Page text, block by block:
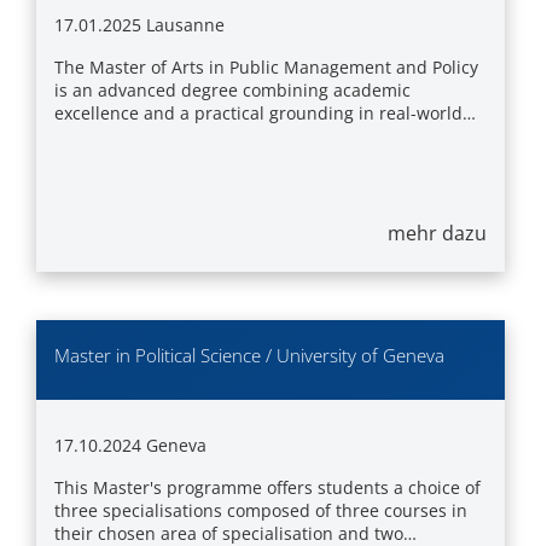
17.01.2025 Lausanne
The Master of Arts in Public Management and Policy
is an advanced degree combining academic
excellence and a practical grounding in real-world…
mehr dazu
Master in Political Science / University of Geneva
17.10.2024 Geneva
This Master's programme offers students a choice of
three specialisations composed of three courses in
their chosen area of specialisation and two…